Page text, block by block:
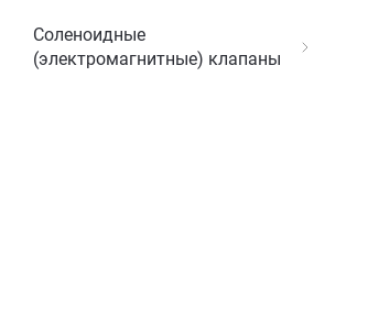
Соленоидные
(электромагнитные) клапаны